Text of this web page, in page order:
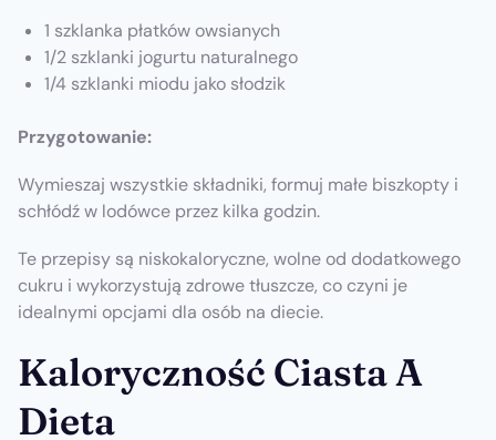
1 szklanka płatków owsianych
1/2 szklanki jogurtu naturalnego
1/4 szklanki miodu jako słodzik
Przygotowanie:
Wymieszaj wszystkie składniki, formuj małe biszkopty i
schłódź w lodówce przez kilka godzin.
Te przepisy są niskokaloryczne, wolne od dodatkowego
cukru i wykorzystują zdrowe tłuszcze, co czyni je
idealnymi opcjami dla osób na diecie.
Kaloryczność Ciasta A
Dieta